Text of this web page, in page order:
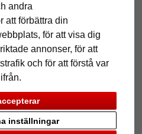
andra
att förbättra din
för att visa dig
annonser, för att
och för att förstå var
inställningar